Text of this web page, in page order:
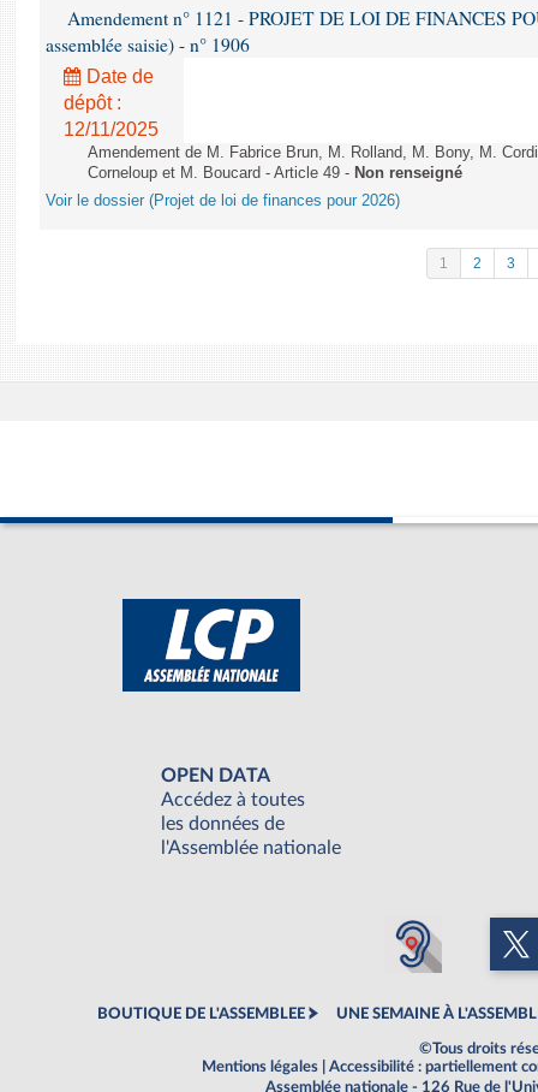
Amendement n° 1121 - PROJET DE LOI DE FINANCES
assemblée saisie) - n° 1906
Date de
dépôt :
12/11/2025
Amendement de M. Fabrice Brun, M. Rolland, M. Bony, M.
Corneloup et M. Boucard - Article 49 - Non renseigné
Voir le dossier (Projet de loi de finances pour 2026)
1 2 3
OPEN DATA
Accédez à toutes
les données de
l'Assemblée nationale
BOUTIQUE DE L'ASSEMBLEE UNE SEMAINE À
©Tous droits
Mentions légales
Accessibilité : partiellement
Assemblée nationale - 126 Rue de